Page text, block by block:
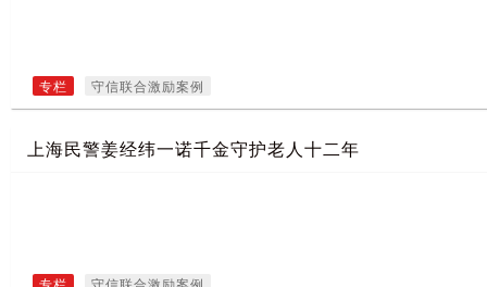
专栏 守信联合激励案例
上海民警姜经纬一诺千金守护老人十二年
专栏 守信联合激励案例